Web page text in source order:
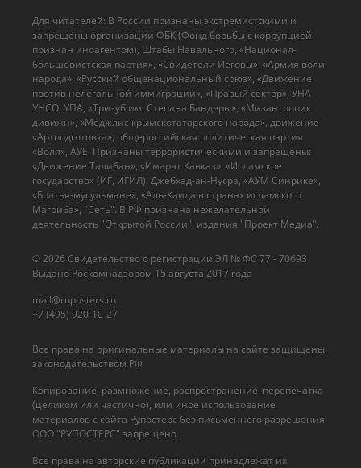
Все права на оригинальные материалы на сайте защищены
законодательством РФ
Копирование, размножение, распространение, перепечатка
(целиком или частично), или иное использование
материалов с сайта Рупостерс без письменного разрешения
ООО "РУПОСТЕРС" запрещено.
Все права на авторские публикации принадлежат их
© 2026 Cвидетельство о регистрации ЭЛ № ФС 77 - 70693
Выдано Роскомнадзором 15 августа 2017 года
mail@ruposters.ru
+7 (495) 920-10-27
Для читателей: В России признаны экстремистскими и
запрещены организации ФБК (Фонд борьбы с коррупцией,
признан иноагентом), Штабы Навального, «Национал-
большевистская партия», «Свидетели Иеговы», «Армия воли
народа», «Русский общенациональный союз», «Движение
против нелегальной иммиграции», «Правый сектор», УНА-
УНСО, УПА, «Тризуб им. Степана Бандеры», «Мизантропик
дивижн», «Меджлис крымскотатарского народа», движение
«Артподготовка», общероссийская политическая партия
«Воля», АУЕ. Признаны террористическими и запрещены:
«Движение Талибан», «Имарат Кавказ», «Исламское
государство» (ИГ, ИГИЛ), Джебхад-ан-Нусра, «АУМ Синрике»,
«Братья-мусульмане», «Аль-Каида в странах исламского
Магриба», "Сеть". В РФ признана нежелательной
деятельность "Открытой России", издания "Проект Медиа".